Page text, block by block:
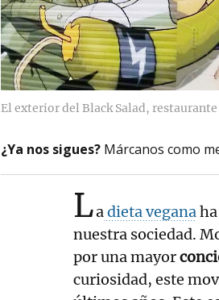
El exterior del Black Salad,
¿Ya nos sigues? Márcanos como
Ladieta vegana
nuestra sociedad.
por una mayor
curiosidad, este